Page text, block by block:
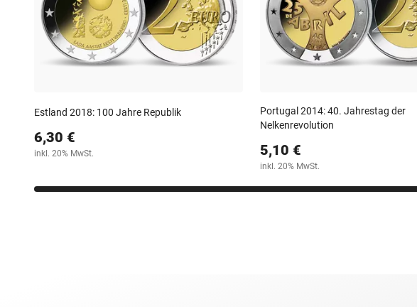
Estland 2018: 100 Jahre Republik
6,30 €
inkl. 20% MwSt.
Portugal 2014: 40. Jahrestag der
Nelkenrevolution
5,10 €
inkl. 20% MwSt.